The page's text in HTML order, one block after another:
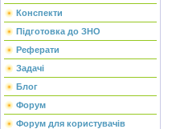
Конспекти
Підготовка до ЗНО
Реферати
Задачі
Блог
Форум
Форум для користувачів